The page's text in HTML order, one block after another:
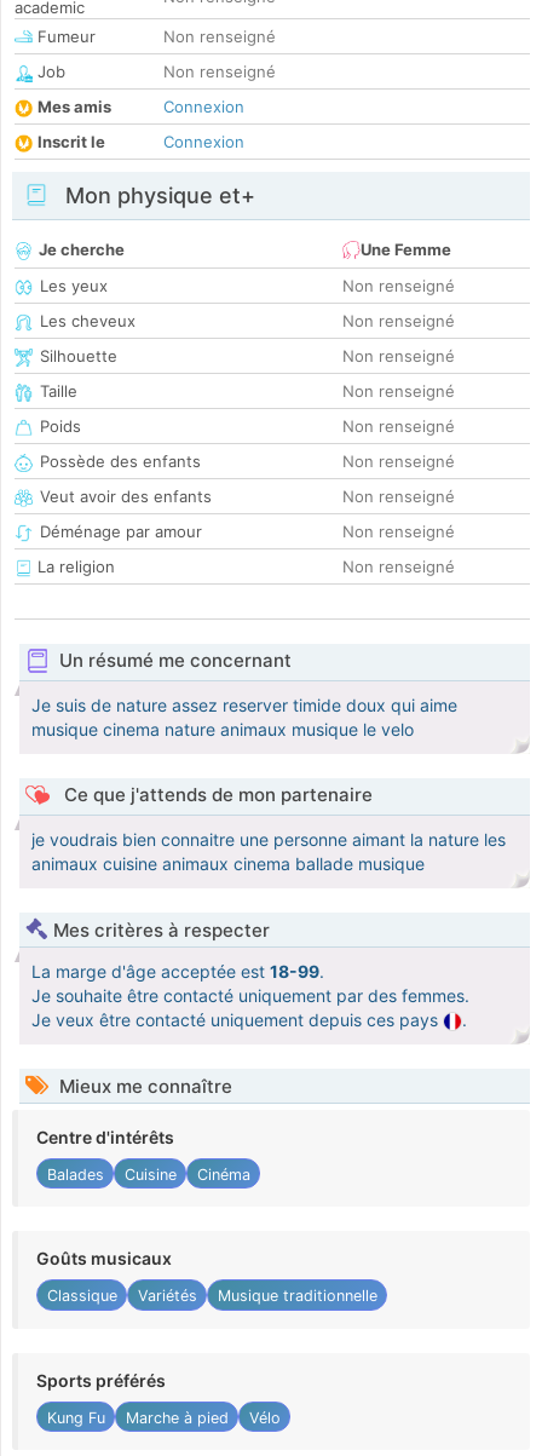
academic
Fumeur
Non renseigné
Job
Non renseigné
Mes amis
Connexion
Inscrit le
Connexion
Mon physique et+
Je cherche
Une Femme
Les yeux
Non renseigné
Les cheveux
Non renseigné
Silhouette
Non renseigné
Taille
Non renseigné
Poids
Non renseigné
Possède des enfants
Non renseigné
Veut avoir des enfants
Non renseigné
Déménage par amour
Non renseigné
La religion
Non renseigné
Un résumé me concernant
Je suis de nature assez reserver timide doux qui aime
musique cinema nature animaux musique le velo
Ce que j'attends de mon partenaire
je voudrais bien connaitre une personne aimant la nature les
animaux cuisine animaux cinema ballade musique
Mes critères à respecter
La marge d'âge acceptée est 18-99.
Je souhaite être contacté uniquement par des femmes.
Je veux être contacté uniquement depuis ces pays
.
Mieux me connaître
Centre d'intérêts
Balades Cuisine Cinéma
Goûts musicaux
Classique Variétés Musique traditionnelle
Sports préférés
Kung Fu Marche à pied Vélo